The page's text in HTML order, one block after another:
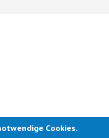
Cookies.